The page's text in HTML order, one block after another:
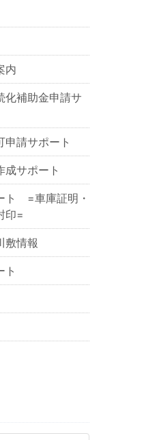
内
化補助金申請サ
申請サポート
成サポート
ト =車庫証明・
印=
敷情報
ト